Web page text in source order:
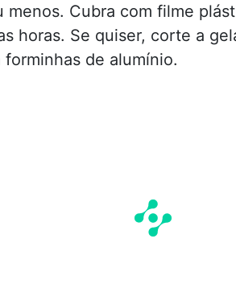
menos. Cubra com filme
horas. Se quiser, corte a
de alumínio.